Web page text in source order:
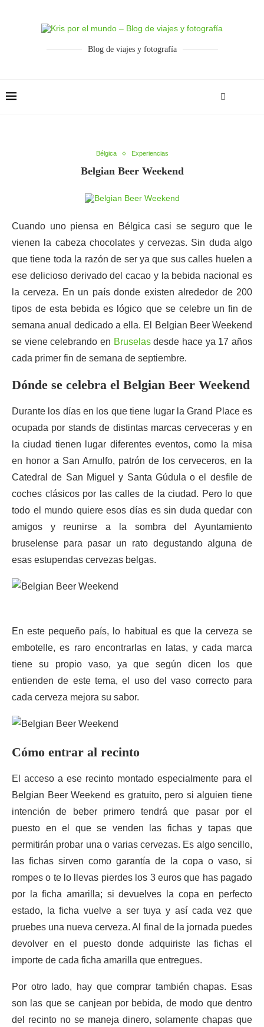
Blog de viajes y fotografía
Bélgica Experiencias
Belgian Beer Weekend
Cuando uno piensa en Bélgica casi se seguro que le
vienen la cabeza chocolates y cervezas. Sin duda algo
que tiene toda la razón de ser ya que sus calles huelen a
ese delicioso derivado del cacao y la bebida nacional es
la cerveza. En un país donde existen alrededor de 200
tipos de esta bebida es lógico que se celebre un fin de
semana anual dedicado a ella. El Belgian Beer Weekend
se viene celebrando en Bruselasdesde hace ya 17 años
cada primer fin de semana de septiembre.
Dónde se celebra el Belgian Beer Weekend
Durante los días en los que tiene lugar la Grand Place es
ocupada por stands de distintas marcas cerveceras y en
la ciudad tienen lugar diferentes eventos, como la misa
en honor a San Arnulfo, patrón de los cerveceros, en la
Catedral de San Miguel y Santa Gúdula o el desfile de
coches clásicos por las calles de la ciudad. Pero lo que
todo el mundo quiere esos días es sin duda quedar con
amigos y reunirse a la sombra del Ayuntamiento
bruselense para pasar un rato degustando alguna de
esas estupendas cervezas belgas.
En este pequeño país, lo habitual es que la cerveza se
embotelle, es raro encontrarlas en latas, y cada marca
tiene su propio vaso, ya que según dicen los que
entienden de este tema, el uso del vaso correcto para
cada cerveza mejora su sabor.
Cómo entrar al recinto
El acceso a ese recinto montado especialmente para el
Belgian Beer Weekend es gratuito, pero si alguien tiene
intención de beber primero tendrá que pasar por el
puesto en el que se venden las fichas y tapas que
permitirán probar una o varias cervezas. Es algo sencillo,
las fichas sirven como garantía de la copa o vaso, si
rompes o te lo llevas pierdes los 3 euros que has pagado
por la ficha amarilla; si devuelves la copa en perfecto
estado, la ficha vuelve a ser tuya y así cada vez que
pruebes una nueva cerveza. Al final de la jornada puedes
devolver en el puesto donde adquiriste las fichas el
importe de cada ficha amarilla que entregues.
Por otro lado, hay que comprar también chapas. Esas
son las que se canjean por bebida, de modo que dentro
del recinto no se maneja dinero, solamente chapas que